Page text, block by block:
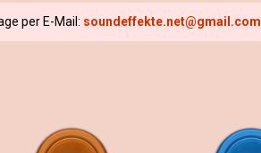
per E-Mail: soundeffekte.net@gmail.com